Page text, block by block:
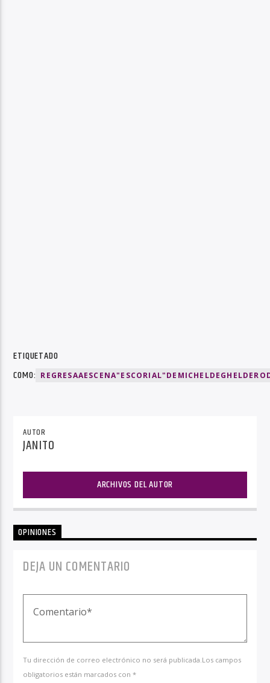
ETIQUETADO
COMO:
AUTOR
JANITO
ARCHIVOS DEL AUTOR
OPINIONES
DEJA UN COMENTARIO
Tu dirección de correo electrónico no será publicada.Los campos
obligatorios están marcados con *